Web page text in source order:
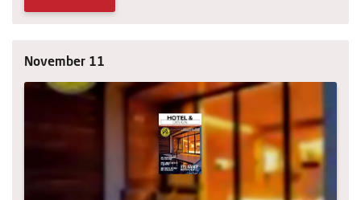
November 11